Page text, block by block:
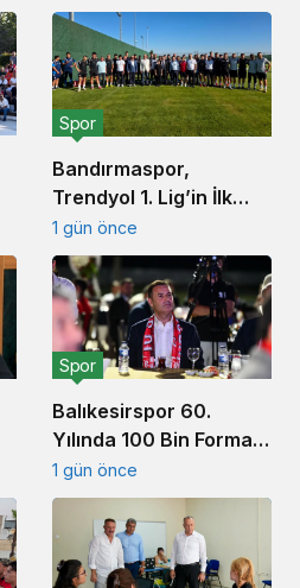
Bandırmaspor,
Trendyol 1. Lig’in İlk
Haftasında
İstanbulspor’u
Ağırlamaya
Hazırlanıyor
Spor
1 gün önce
Balıkesirspor 60.
Yılında 100 Bin Forma
Kampanyası Başlattı
Spor
1 gün önce